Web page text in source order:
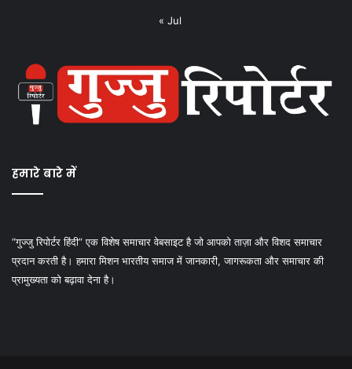
« Jul
हमारे बारे में
“गुज्जु रिपोर्टर हिंदी” एक विशेष समाचार वेबसाइट है जो आपको ताज़ा और विशद समाचार
प्रदान करती है। हमारा मिशन भारतीय समाज में जानकारी, जागरूकता और समाचार की
प्रामुख्यता को बढ़ावा देना है।